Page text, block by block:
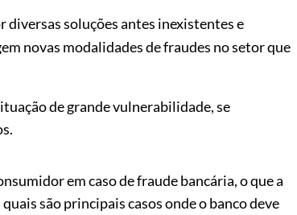
diversas soluções antes inexistentes e
novas modalidades de fraudes no setor que
de grande vulnerabilidade, se
em caso de fraude bancária, o que a
são principais casos onde o banco deve